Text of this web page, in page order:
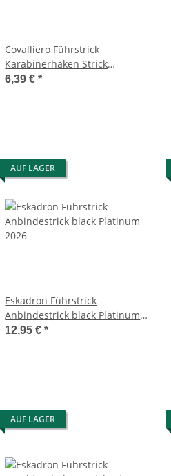
Covalliero Führstrick
Karabinerhaken Strick
Anbindestrick FS 2025
6,39 €*
AUF LAGER
Eskadron Führstrick
Anbindestrick black Platinum
2026
12,95 €*
AUF LAGER